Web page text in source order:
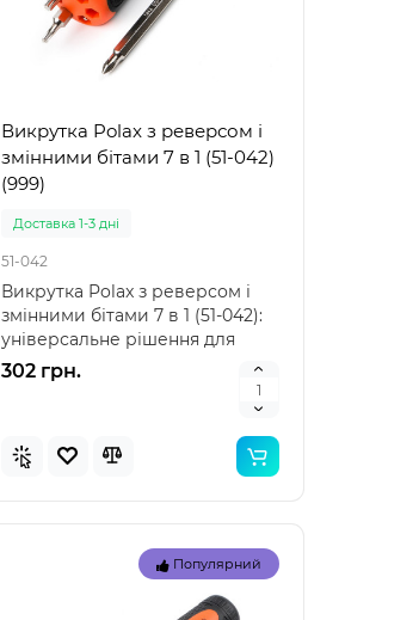
Викрутка Polax з реверсом і
змінними бітами 7 в 1 (51-042)
(999)
Доставка 1-3 дні
51-042
Викрутка Polax з реверсом і
змінними бітами 7 в 1 (51-042):
універсальне рішення для
вашого велосипе..
302 грн.
Популярний